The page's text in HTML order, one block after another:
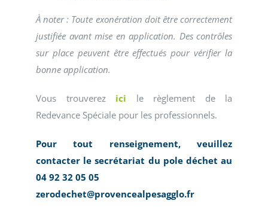
À noter : Toute exonération doit être correctement
justifiée avant mise en application. Des contrôles
sur place peuvent être effectués pour vérifier la
bonne application.
Vous trouverez ici
le règlement de la
Redevance Spéciale pour les professionnels.
Pour tout renseignement, veuillez
contacter le secrétariat du pole déchet au
04 92 32 05 05
zerodechet@provencealpesagglo.fr